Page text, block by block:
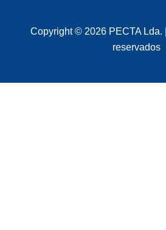
Copyright © 2026 PECTA Lda.
reservados